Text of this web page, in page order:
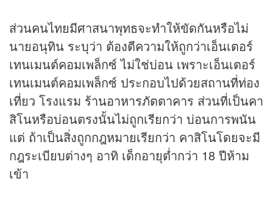
ส่วนคนไทยมีศาสนาพุทธจะทำให้ขัดกันหรือไม่
นายอนุทิน ระบุว่า ต้องตีความให้ถูกว่าเอ็นเตอร์
เทนเมนต์คอมเพล็กซ์ ไม่ใช่บ่อน เพราะเอ็นเตอร์
เทนเมนต์คอมเพล็กซ์ ประกอบไปด้วยสถานที่ท่อง
เที่ยว โรงแรม ร้านอาหารภัตตาคาร ส่วนที่เป็นคา
สิโนหรือบ่อนตรงนั้นไม่ถูกเรียกว่า บ่อนการพนัน
แต่ ถ้าเป็นสิ่งถูกกฎหมายเรียกว่า คาสิโนโดยจะมี
กฎระเบียบต่างๆ อาทิ เด็กอายุต่ำกว่า 18 ปีห้าม
เข้า